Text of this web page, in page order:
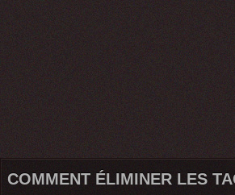
COMMENT ÉLIMINER LES